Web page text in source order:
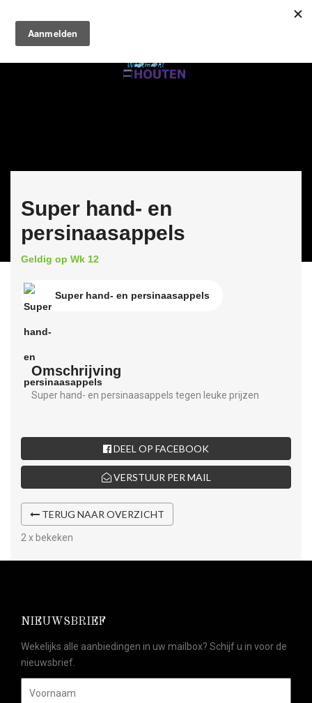
Super hand- en
persinaasappels
Geldig op Wk 12
Super hand- en persinaasappels
Omschrijving
Super hand- en persinaasappels tegen leuke prijzen
DEEL OP FACEBOOK
VERSTUUR PER MAIL
TERUG NAAR OVERZICHT
2 x bekeken
NIEUWSBRIEF
Wekelijks alle aanbiedingen in uw mailbox? Schijf u in voor de
nieuwsbrief.